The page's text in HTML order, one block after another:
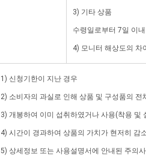
3) 기타 상품
수령일로부터 7일 이
4) 모니터 해상도의 차
1) 신청기한이 지난 경우
2) 소비자의 과실로 인해 상품 및 구성품의
3) 개봉하여 이미 섭취하였거나 사용(착용 및
4) 시간이 경과하여 상품의 가치가 현저히 감
5) 상세정보 또는 사용설명서에 안내된 주의